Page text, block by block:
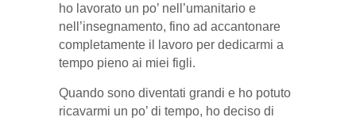
ho lavorato un po’ nell’umanitario e
nell’insegnamento, fino ad accantonare
completamente il lavoro per dedicarmi a
tempo pieno ai miei figli.
Quando sono diventati grandi e ho potuto
ricavarmi un po’ di tempo, ho deciso di